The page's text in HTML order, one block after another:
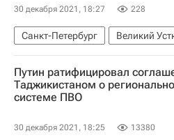
30 декабря 2021, 18:27 228
Санкт-Петербург
Великий
Аэрофлот
Россия
Путин ратифицировал
Таджикистаном о
системе ПВО
30 декабря 2021, 18:25 13380